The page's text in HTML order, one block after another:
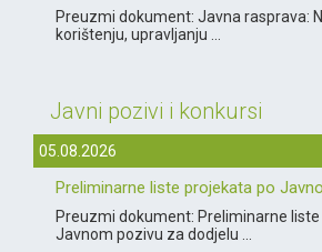
Preuzmi dokument: Javna rasprava:
korištenju, upravljanju ...
Javni pozivi i konkursi
05.08.2026
Preliminarne liste projekata po
Preuzmi dokument: Preliminarne
Javnom pozivu za dodjelu ...